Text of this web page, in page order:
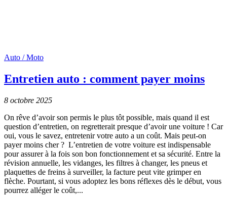
Auto / Moto
Entretien auto : comment payer moins
8 octobre 2025
On rêve d’avoir son permis le plus tôt possible, mais quand il est
question d’entretien, on regretterait presque d’avoir une voiture ! Car
oui, vous le savez, entretenir votre auto a un coût. Mais peut-on
payer moins cher ? L’entretien de votre voiture est indispensable
pour assurer à la fois son bon fonctionnement et sa sécurité. Entre la
révision annuelle, les vidanges, les filtres à changer, les pneus et
plaquettes de freins à surveiller, la facture peut vite grimper en
flèche. Pourtant, si vous adoptez les bons réflexes dès le début, vous
pourrez alléger le coût,...